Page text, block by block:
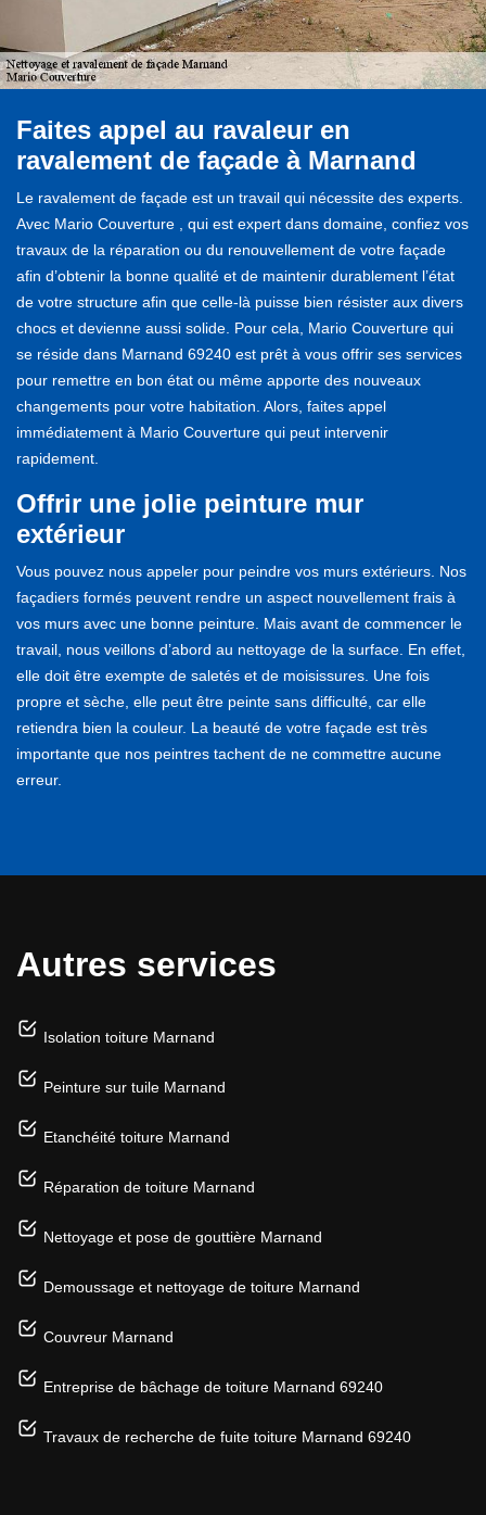
Faites appel au ravaleur en
ravalement de façade à Marnand
Le ravalement de façade est un travail qui nécessite des experts.
Avec Mario Couverture , qui est expert dans domaine, confiez vos
travaux de la réparation ou du renouvellement de votre façade
afin d’obtenir la bonne qualité et de maintenir durablement l’état
de votre structure afin que celle-là puisse bien résister aux divers
chocs et devienne aussi solide. Pour cela, Mario Couverture qui
se réside dans Marnand 69240 est prêt à vous offrir ses services
pour remettre en bon état ou même apporte des nouveaux
changements pour votre habitation. Alors, faites appel
immédiatement à Mario Couverture qui peut intervenir
rapidement.
Offrir une jolie peinture mur
extérieur
Vous pouvez nous appeler pour peindre vos murs extérieurs. Nos
façadiers formés peuvent rendre un aspect nouvellement frais à
vos murs avec une bonne peinture. Mais avant de commencer le
travail, nous veillons d’abord au nettoyage de la surface. En effet,
elle doit être exempte de saletés et de moisissures. Une fois
propre et sèche, elle peut être peinte sans difficulté, car elle
retiendra bien la couleur. La beauté de votre façade est très
importante que nos peintres tachent de ne commettre aucune
erreur.
Autres services
Isolation toiture Marnand
Peinture sur tuile Marnand
Etanchéité toiture Marnand
Réparation de toiture Marnand
Nettoyage et pose de gouttière Marnand
Demoussage et nettoyage de toiture Marnand
Couvreur Marnand
Entreprise de bâchage de toiture Marnand 69240
Travaux de recherche de fuite toiture Marnand 69240